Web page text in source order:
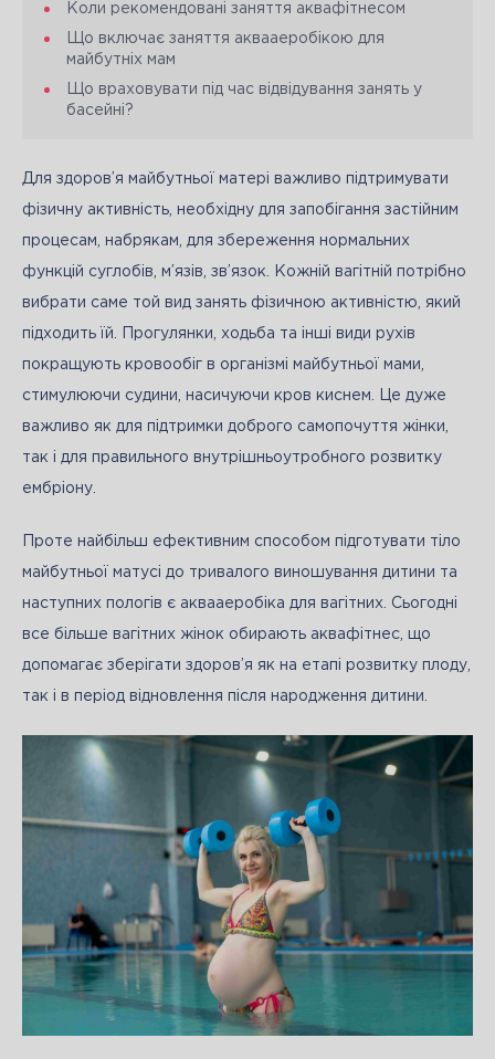
Коли рекомендовані заняття аквафітнесом
Що включає заняття аквааеробікою для
майбутніх мам
Що враховувати під час відвідування занять у
басейні?
Для здоров’я майбутньої матері важливо підтримувати
фізичну активність, необхідну для запобігання застійним
процесам, набрякам, для збереження нормальних
функцій суглобів, м’язів, зв’язок. Кожній вагітній потрібно
вибрати саме той вид занять фізичною активністю, який
підходить їй. Прогулянки, ходьба та інші види рухів
покращують кровообіг в організмі майбутньої мами,
стимулюючи судини, насичуючи кров киснем. Це дуже
важливо як для підтримки доброго самопочуття жінки,
так і для правильного внутрішньоутробного розвитку
ембріону.
Проте найбільш ефективним способом підготувати тіло
майбутньої матусі до тривалого виношування дитини та
наступних пологів є аквааеробіка для вагітних. Сьогодні
все більше вагітних жінок обирають аквафітнес, що
допомагає зберігати здоров’я як на етапі розвитку плоду,
так і в період відновлення після народження дитини.